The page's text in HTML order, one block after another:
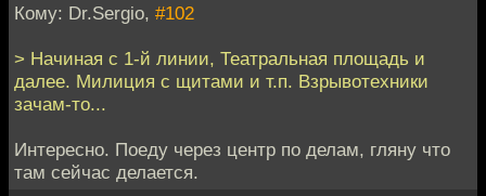
Кому: Dr.Sergio, #102
> Начиная с 1-й линии, Театральная площадь и
далее. Милиция с щитами и т.п. Взрывотехники
зачам-то...
Интересно. Поеду через центр по делам, гляну что
там сейчас делается.